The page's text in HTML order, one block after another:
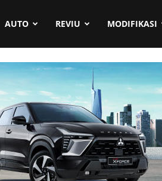
AUTO REVIU MODIFIKASI